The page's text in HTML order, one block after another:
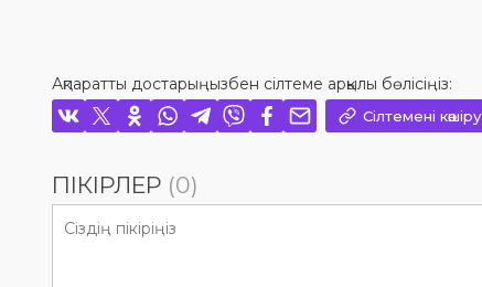
Ақпаратты достарыңызбен сілтеме арқылы бөлісіңіз:
Сілтемені көшіру
ПІКІРЛЕР (0)